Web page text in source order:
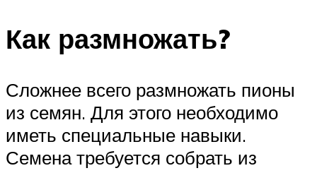
Как размножать?
Сложнее всего размножать пионы
из семян. Для этого необходимо
иметь специальные навыки.
Семена требуется собрать из